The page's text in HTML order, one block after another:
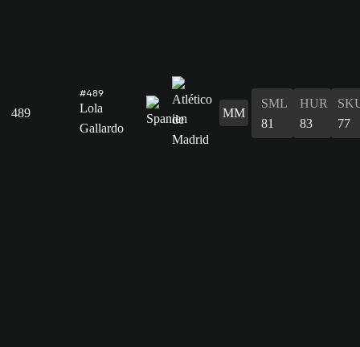
489
#489
Lola
Gallardo
MM
SML
81
HUR
83
77